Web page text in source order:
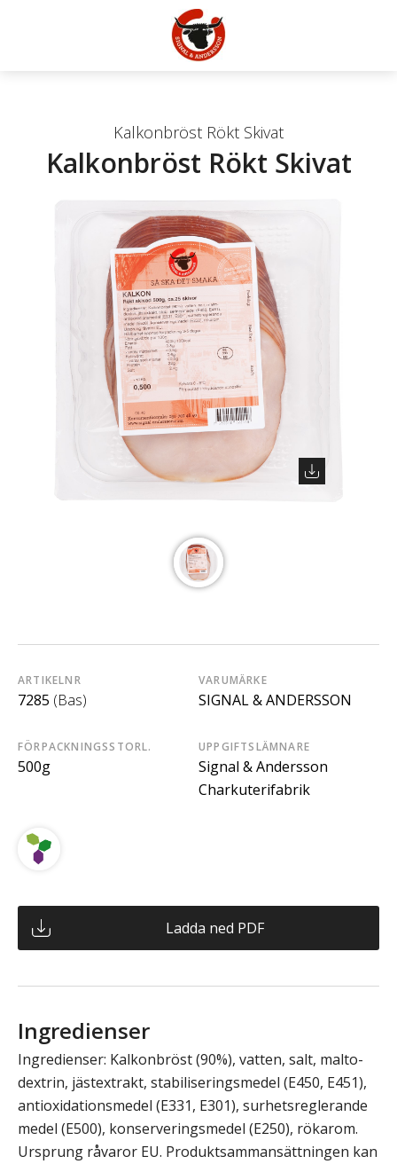
Kalkonbröst Rökt Skivat
Kalkonbröst Rökt Skivat
ARTIKELNR
7285 (Bas)
VARUMÄRKE
SIGNAL & ANDERSSON
FÖRPACKNINGSSTORL.
500g
UPPGIFTSLÄMNARE
Signal & Andersson
Charkuterifabrik
Ladda ned PDF
Ingredienser
Ingredienser: Kalkonbröst (90%), vatten, salt, malto-
dextrin, jästextrakt, stabiliseringsmedel (E450, E451),
antioxidationsmedel (E331, E301), surhetsreglerande
medel (E500), konserveringsmedel (E250), rökarom.
Ursprung råvaror EU. Produktsammansättningen kan